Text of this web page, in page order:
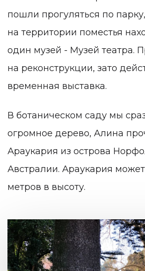
пошли прогуляться по
на территории поместья
один музей - Музей театра.
на реконструкции, зато
временная выставка.
В ботаническом саду мы
огромное дерево, Алина
Араукария из острова
Австралии. Араукария
метров в высоту.